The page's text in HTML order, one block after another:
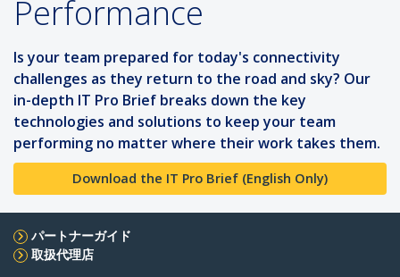
Performance
Is your team prepared for today's connectivity
challenges as they return to the road and sky? Our
in-depth IT Pro Brief breaks down the key
technologies and solutions to keep your team
performing no matter where their work takes them.
Download the IT Pro Brief (English Only)
パートナーガイド
取扱代理店